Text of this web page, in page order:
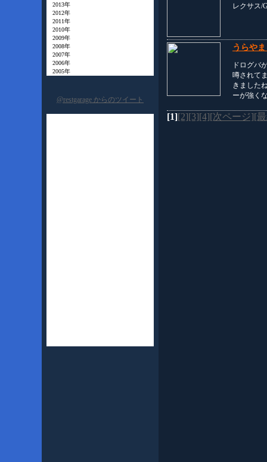
2013年
2012年
2011年
2010年
2009年
2008年
2007年
2006年
2005年
@restgarage からのツイート
レクサス/
うらや
ドログバ
噂されて
きました
ーが強く
[1][2][3][4][次ページ][